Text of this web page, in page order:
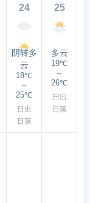
24
阴转多
云
18℃
～
25℃
日出
日落
25
多云
19℃
～
26℃
日出
日落